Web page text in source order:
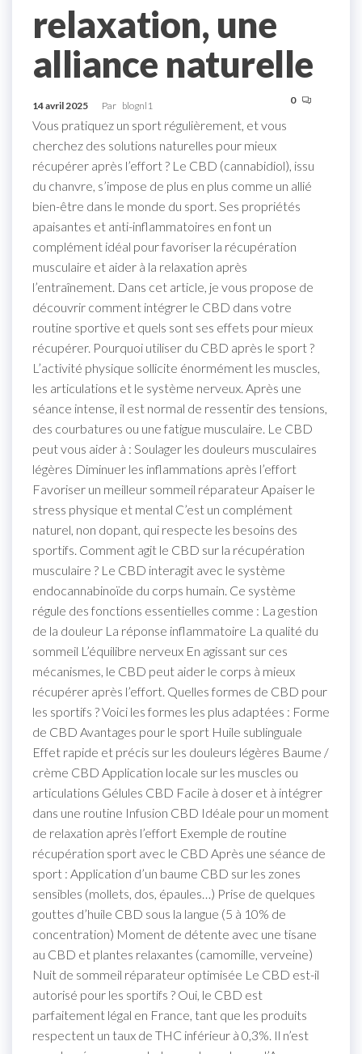
relaxation, une
alliance naturelle
14 avril 2025 Par blognl1 0
Vous pratiquez un sport régulièrement, et vous
cherchez des solutions naturelles pour mieux
récupérer après l’effort ? Le CBD (cannabidiol), issu
du chanvre, s’impose de plus en plus comme un allié
bien-être dans le monde du sport. Ses propriétés
apaisantes et anti-inflammatoires en font un
complément idéal pour favoriser la récupération
musculaire et aider à la relaxation après
l’entraînement. Dans cet article, je vous propose de
découvrir comment intégrer le CBD dans votre
routine sportive et quels sont ses effets pour mieux
récupérer. Pourquoi utiliser du CBD après le sport ?
L’activité physique sollicite énormément les muscles,
les articulations et le système nerveux. Après une
séance intense, il est normal de ressentir des tensions,
des courbatures ou une fatigue musculaire. Le CBD
peut vous aider à : Soulager les douleurs musculaires
légères Diminuer les inflammations après l’effort
Favoriser un meilleur sommeil réparateur Apaiser le
stress physique et mental C’est un complément
naturel, non dopant, qui respecte les besoins des
sportifs. Comment agit le CBD sur la récupération
musculaire ? Le CBD interagit avec le système
endocannabinoïde du corps humain. Ce système
régule des fonctions essentielles comme : La gestion
de la douleur La réponse inflammatoire La qualité du
sommeil L’équilibre nerveux En agissant sur ces
mécanismes, le CBD peut aider le corps à mieux
récupérer après l’effort. Quelles formes de CBD pour
les sportifs ? Voici les formes les plus adaptées : Forme
de CBD Avantages pour le sport Huile sublinguale
Effet rapide et précis sur les douleurs légères Baume /
crème CBD Application locale sur les muscles ou
articulations Gélules CBD Facile à doser et à intégrer
dans une routine Infusion CBD Idéale pour un moment
de relaxation après l’effort Exemple de routine
récupération sport avec le CBD Après une séance de
sport : Application d’un baume CBD sur les zones
sensibles (mollets, dos, épaules…) Prise de quelques
gouttes d’huile CBD sous la langue (5 à 10% de
concentration) Moment de détente avec une tisane
au CBD et plantes relaxantes (camomille, verveine)
Nuit de sommeil réparateur optimisée Le CBD est-il
autorisé pour les sportifs ? Oui, le CBD est
parfaitement légal en France, tant que les produits
respectent un taux de THC inférieur à 0,3%. Il n’est